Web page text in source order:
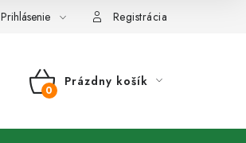
Prihlásenie Registrácia
NÁKUPNÝ
Prázdny košík